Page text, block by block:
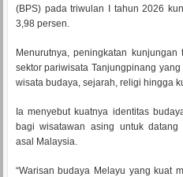
(BPS) pada triwulan I tahun 2026
3,98 persen.
Menurutnya, peningkatan
sektor pariwisata Tanjungpinang
wisata budaya, sejarah, religi hingga
Ia menyebut kuatnya identitas
bagi wisatawan asing untuk datang
asal Malaysia.
“Warisan budaya Melayu yang kuat